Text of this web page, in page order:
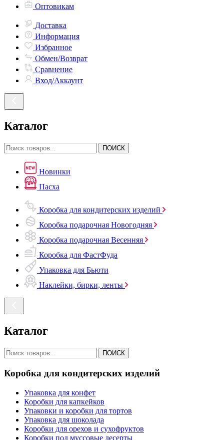
Оптовикам
Доставка
Информация
Избранное
Обмен/Возврат
Сравнение
Вход/Аккаунт
Каталог
ПОИСК
Новинки
Пасха
Коробка для кондитерских изделий
Коробка подарочная Новогодняя
Коробка подарочная Весенняя
Коробка для ФастФуда
Упаковка для Бьюти
Наклейки, бирки, ленты
Каталог
ПОИСК
Коробка для кондитерских изделий
Упаковка для конфет
Коробки для капкейков
Упаковки и коробки для тортов
Упаковка для шоколада
Коробки для орехов и сухофруктов
Коробки под муссовые десерты